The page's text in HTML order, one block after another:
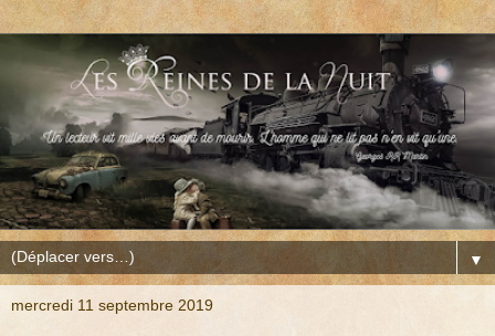
▼
mercredi 11 septembre 2019